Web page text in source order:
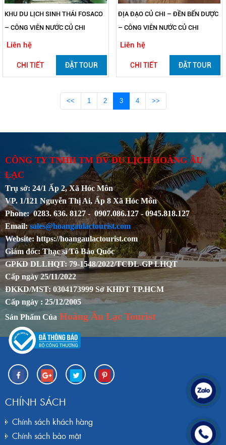
KHU DU LỊCH SINH THÁI FOSACO
– CÔNG VIÊN NƯỚC CỦ CHI
Liên hệ
CHI TIẾT ĐẶT TOUR
ĐỊA ĐẠO CỦ CHI – ĐỀN BẾN DƯỢC
– CÔNG VIÊN NƯỚC CỦ CHI
Liên hệ
CHI TIẾT ĐẶT TOUR
<< 1 2 3 4 >>
CÔNG TY TNHH TM DV DU LỊCH HOÀNG ÂU
LẠC
Trụ sở: 24/1 Ấp 2, Xã Hóc Môn
VP. 1/121 Nguyễn Thị Ai, Ấp 8 Xã Hóc Môn
Phone: 0283. 636. 8127 - 0907.086.127 - 0945.818.127
Email:sales@hoangaulactourist.com
Website: https://hoangaulactourist.com
Giám đốc: Thạc sĩ Tô Bảo Quốc
GPKD DLLHQT: 79-1548/2022/TCDL-GP LHQT
Cấp ngày 25/11/2022
ĐKKD/MST: 0304173999 Sở KHĐT TP.HCM
Cấp ngày : 25/12/2005
Sản Phẩm Của Hoàng Âu Lạc Tourist
CHÍNH SÁCH
Chính sách khách hàng
Chính sách bảo mật